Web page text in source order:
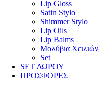
Lip Gloss
Satin Stylo
Shimmer Stylo
Lip Oils
Lip Balms
Μολύβια Χειλιών
Set
SET ΔΩΡΟΥ
ΠΡΟΣΦΟΡΕΣ